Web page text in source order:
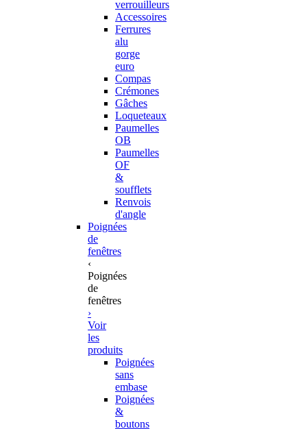
verrouilleurs
Accessoires
Ferrures
alu
gorge
euro
Compas
Crémones
Gâches
Loqueteaux
Paumelles
OB
Paumelles
OF
&
soufflets
Renvois
d'angle
Poignées
de
fenêtres
‹
Poignées
de
fenêtres
›
Voir
les
produits
Poignées
sans
embase
Poignées
&
boutons